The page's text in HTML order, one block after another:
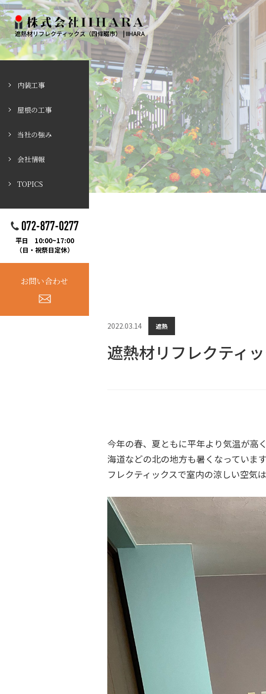
遮熱材リフレクティックス（四條畷市） | IIHARA
内装工事
屋根の工事
当社の強み
会社情報
TOPICS
072-877-0277
平日 10:00~17:00
（日・祝祭日定休）
お問い合わせ
2022.03.14 遮熱
遮熱材リフレクティッ
今年の春、夏ともに平年より気温が高
海道などの北の地方も暑くなっていま
フレクティックスで室内の涼しい空気